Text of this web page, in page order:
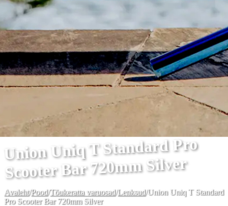
Union Uniq T Standard Pro
Scooter Bar 720mm Silver
Avaleht/Pood/Tõukeratta varuosad/Lenksud/Union Uniq T Standard
Pro Scooter Bar 720mm Silver